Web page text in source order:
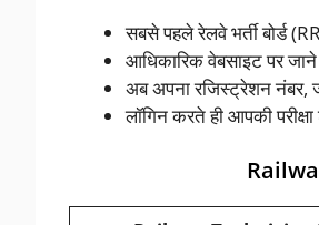
सबसे पहले रेलवे भर्ती बोर्ड
आधिकारिक वेबसाइट पर
अब अपना रजिस्ट्रेशन नंबर,
लॉगिन करते ही आपकी